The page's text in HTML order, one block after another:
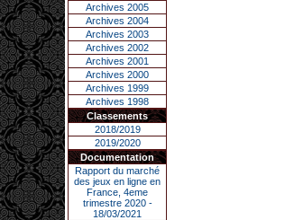
Archives 2005
Archives 2004
Archives 2003
Archives 2002
Archives 2001
Archives 2000
Archives 1999
Archives 1998
Classements
2018/2019
2019/2020
Documentation
Rapport du marché
des jeux en ligne en
France, 4eme
trimestre 2020 -
18/03/2021